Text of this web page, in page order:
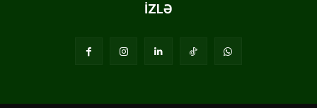
İZLƏ